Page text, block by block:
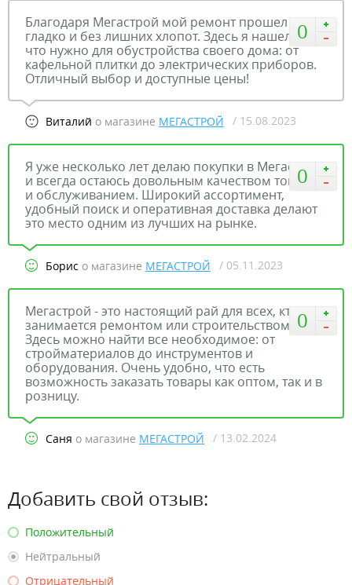
0
Благодаря Мегастрой мой ремонт прошел
гладко и без лишних хлопот. Здесь я нашел все,
что нужно для обустройства своего дома: от
кафельной плитки до электрических приборов.
Отличный выбор и доступные цены!
Виталий о магазине МЕГАСТРОЙ / 15.08.2023
0
Я уже несколько лет делаю покупки в Мегастрой,
и всегда остаюсь довольным качеством товаров
и обслуживанием. Широкий ассортимент,
удобный поиск и оперативная доставка делают
это место одним из лучших на рынке.
Борис о магазине МЕГАСТРОЙ / 05.11.2023
0
Мегастрой - это настоящий рай для всех, кто
занимается ремонтом или строительством.
Здесь можно найти все необходимое: от
стройматериалов до инструментов и
оборудования. Очень удобно, что есть
возможность заказать товары как оптом, так и в
розницу.
Саня о магазине МЕГАСТРОЙ / 13.02.2024
Добавить свой отзыв:
Положительный
Нейтральный
Отрицательный